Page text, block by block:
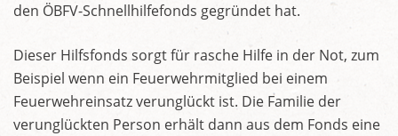
den ÖBFV-Schnellhilfefonds gegründet hat.
Dieser Hilfsfonds sorgt für rasche Hilfe in der Not, zum
Beispiel wenn ein Feuerwehrmitglied bei einem
Feuerwehreinsatz verunglückt ist. Die Familie der
verunglückten Person erhält dann aus dem Fonds eine